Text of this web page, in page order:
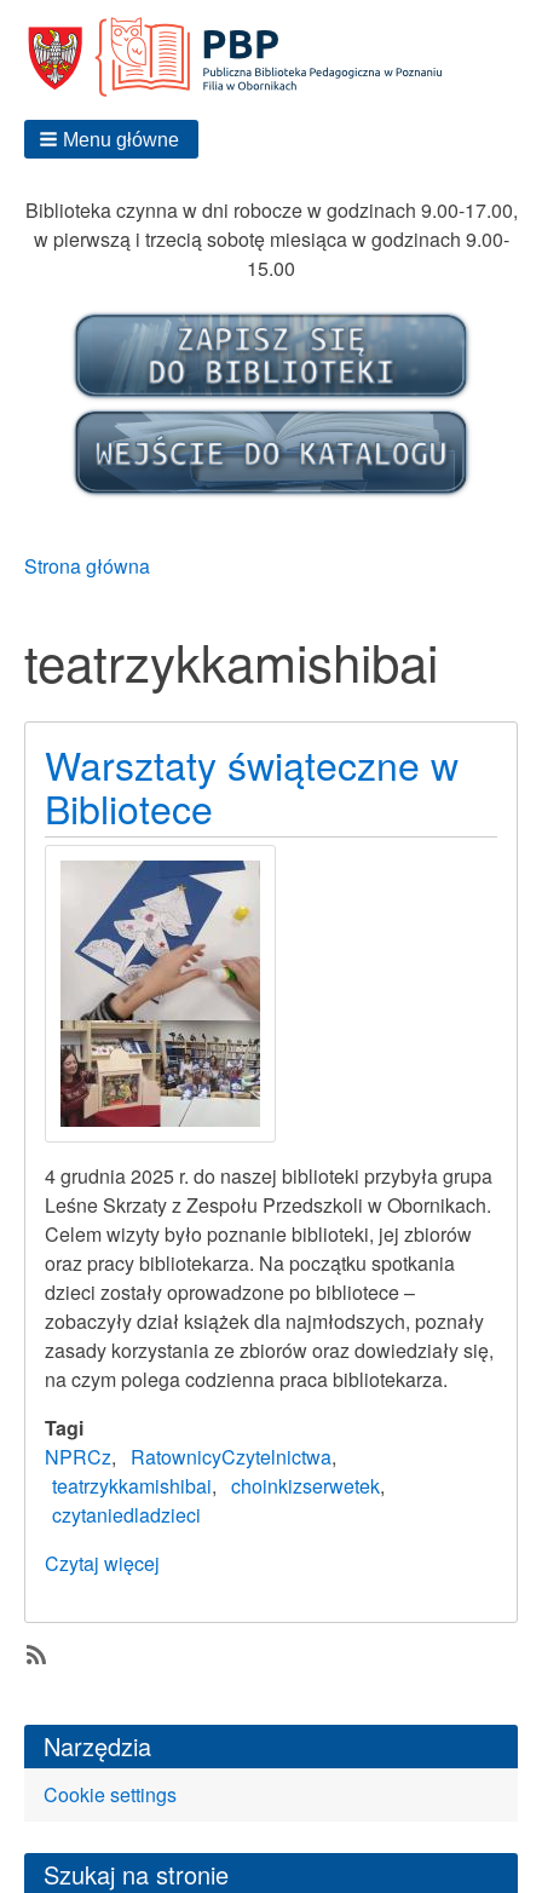
Menu główne
Biblioteka czynna w dni robocze w godzinach 9.00-17.00,
w pierwszą i trzecią sobotę miesiąca w godzinach 9.00-
15.00
Breadcrumbs
You
Strona główna
teatrzykkamishibai
Warsztaty świąteczne w
Bibliotece
4 grudnia 2025 r. do naszej biblioteki przybyła grupa
Leśne Skrzaty z Zespołu Przedszkoli w Obornikach.
Celem wizyty było poznanie biblioteki, jej zbiorów
oraz pracy bibliotekarza. Na początku spotkania
dzieci zostały oprowadzone po bibliotece –
zobaczyły dział książek dla najmłodszych, poznały
zasady korzystania ze zbiorów oraz dowiedziały się,
na czym polega codzienna praca bibliotekarza.
Tagi
NPRCz
RatownicyCzytelnictwa
teatrzykkamishibai
choinkizserwetek
czytaniedladzieci
Czytaj więcej
świąteczne
Narzędzia
Cookie settings
Szukaj na stronie